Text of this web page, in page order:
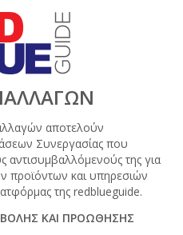
αποτελούν
Συνεργασίας που
αντισυμβαλλόμενούς της για
προϊόντων και υπηρεσιών
της redblueguide.
ΚΑΙ ΠΡΟΩΘΗΣΗΣ